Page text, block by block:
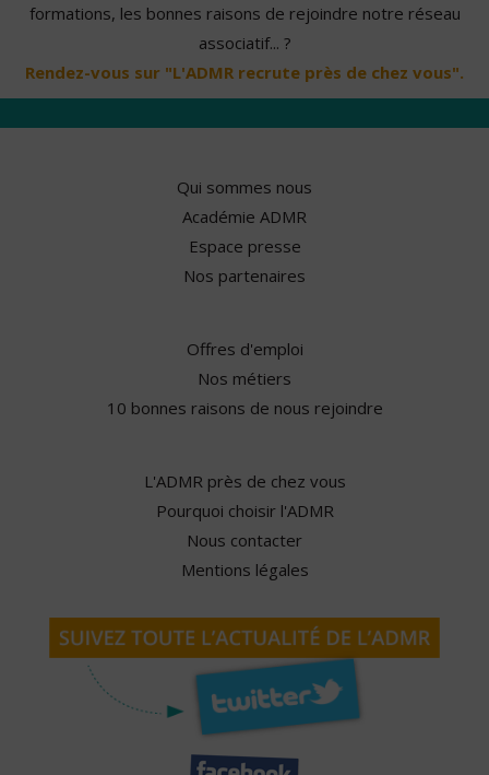
formations, les bonnes raisons de rejoindre notre réseau
associatif... ?
Rendez-vous sur "L'ADMR recrute près de chez vous".
Qui sommes nous
Académie ADMR
Espace presse
Nos partenaires
Offres d'emploi
Nos métiers
10 bonnes raisons de nous rejoindre
L'ADMR près de chez vous
Pourquoi choisir l'ADMR
Nous contacter
Mentions légales